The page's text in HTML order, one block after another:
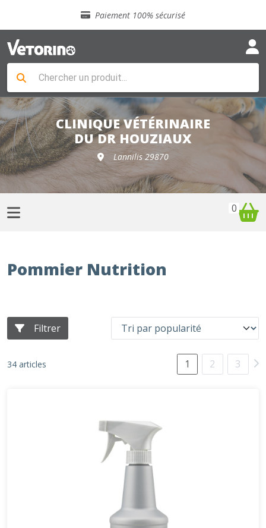
Paiement 100% sécurisé
Livraison gratuite en clinique vétérinaire
Sélection de croquettes vétérinaire
Livraison gratuite en clinique vétérinaire
Retour gratuit en clinique
Sélection de croquettes vétérinaire
CLINIQUE VÉTÉRINAIRE
DU DR HOUZIAUX
Lannilis 29870
0
Pommier Nutrition
Filtrer
34 articles 1 2 3